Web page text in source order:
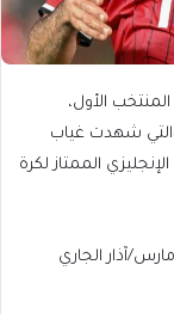
الأول،
والتي شهدت غياب
الممتاز لكرة
آذار الجاري